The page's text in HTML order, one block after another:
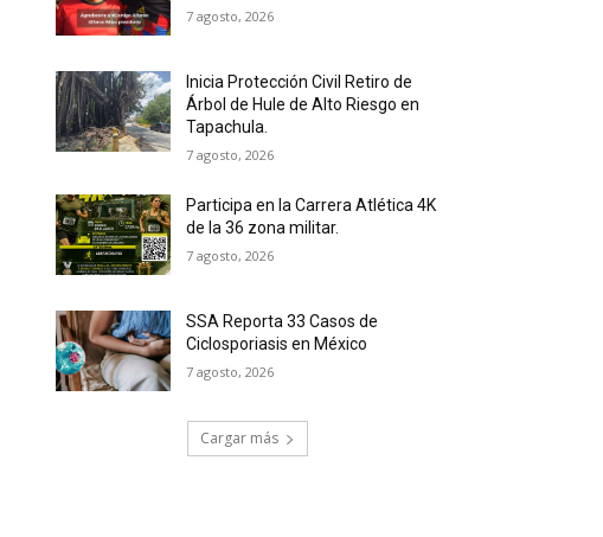
7 agosto, 2026
Inicia Protección Civil Retiro de
Árbol de Hule de Alto Riesgo en
Tapachula.
7 agosto, 2026
Participa en la Carrera Atlética 4K
de la 36 zona militar.
7 agosto, 2026
SSA Reporta 33 Casos de
Ciclosporiasis en México
7 agosto, 2026
Cargar más